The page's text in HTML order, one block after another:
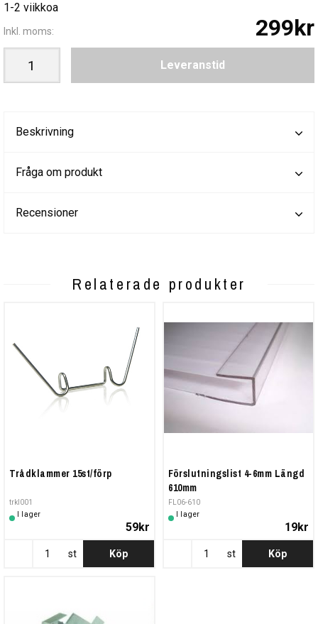
1-2 viikkoa
Inkl. moms: 299kr
Leveranstid
Beskrivning
Fråga om produkt
Recensioner
Relaterade produkter
Trådklammer 15st/förp
trkl001
I lager
59kr
st Köp
Förslutningslist 4-6mm Längd
610mm
FL06-610
I lager
19kr
st Köp